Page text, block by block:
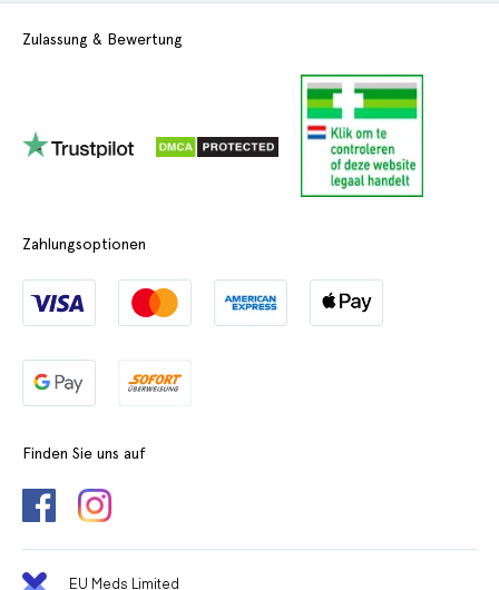
Zulassung & Bewertung
Zahlungsoptionen
Finden Sie uns auf
EU Meds Limited